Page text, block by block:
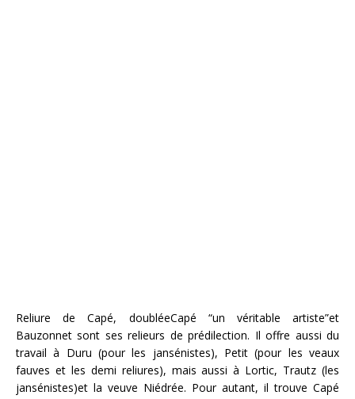
Reliure de Capé, doubléeCapé “un véritable artiste”et
Bauzonnet sont ses relieurs de prédilection. Il offre aussi du
travail à Duru (pour les jansénistes), Petit (pour les veaux
fauves et les demi reliures), mais aussi à Lortic, Trautz (les
jansénistes)et la veuve Niédrée. Pour autant, il trouve Capé